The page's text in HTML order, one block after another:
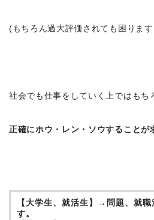
(もちろん過大評価されても困りま
社会でも仕事をしていく上ではもち
正確にホウ・レン・ソウすることが
【大学生、就活生】→問題、就
す。